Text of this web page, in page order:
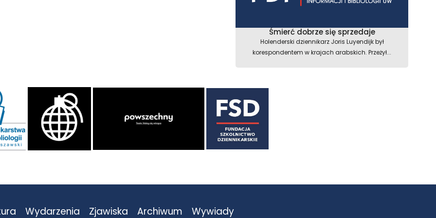
Śmierć dobrze się sprzedaje
Holenderski dziennikarz Joris Luyendijk był
korespondentem w krajach arabskich. Przeżył...
Wydarzenia Zjawiska Archiwum Wywiady